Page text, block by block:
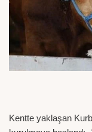
Kentte yaklaşan